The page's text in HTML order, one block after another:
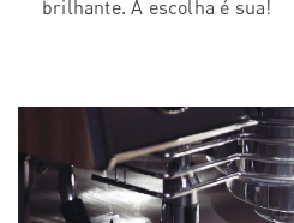
brilhante. A escolha é sua!